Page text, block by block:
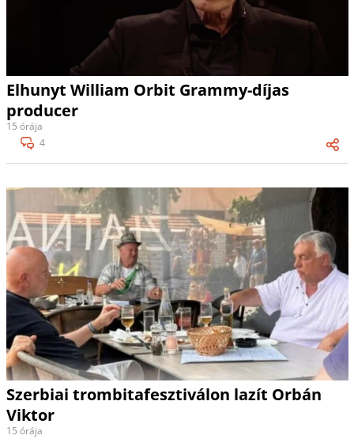
Elhunyt William Orbit Grammy-díjas
producer
15 órája
4
Szerbiai trombitafesztiválon lazít Orbán
Viktor
15 órája